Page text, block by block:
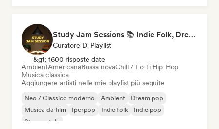
Study Jam Sessions 📚 Indie Folk, Dream Pop & Singer-Songwriter
Curatore Di Playlist
&gt; 1600 risposte date
AmbientAmericanaBossa novaChill / Lo-fi Hip-Hop
Musica classica
Aggiungere artisti nelle mie playlist più seguite
Neo / Classico moderno Ambient
Dream pop
Musica da film
Iperpop Indie folk
Indie pop
Strumentale